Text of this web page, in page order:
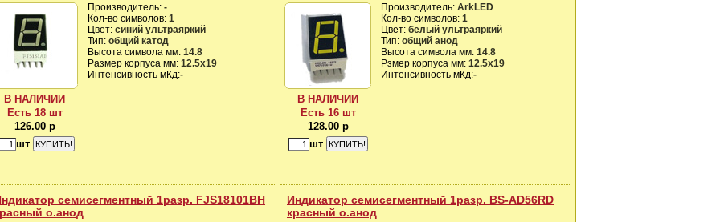
В НАЛИЧИИ
Есть 18 шт
126.00 р
шт
Производитель: -
Кол-во символов: 1
Цвет: синий ультраяркий
Тип: общий катод
Высота символа мм: 14.8
Размер корпуса мм: 12.5х19
Интенсивность мКд:-
В НАЛИЧИИ
Есть 16 шт
128.00 р
шт
Производитель: ArkLED
Кол-во символов: 1
Цвет: белый ультраяркий
Тип: общий анод
Высота символа мм: 14.8
Рзмер корпуса мм: 12.5х19
Интенсивность мКд:-
семисегментный 1разр. FJS18101BH
о.анод
Индикатор семисегментный 1разр. BS-AD56RD
красный о.анод